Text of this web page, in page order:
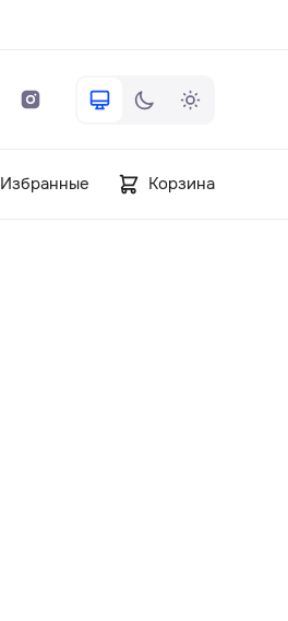
Избранные Корзина
+7 ( 705 ) 181-42-50